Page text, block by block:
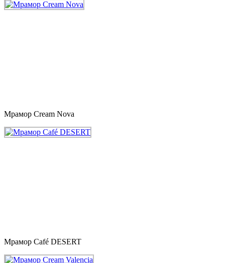
Мрамор Cream Nova
Мрамор Café DESERT